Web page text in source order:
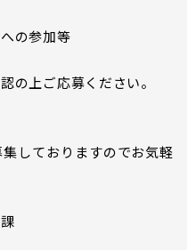
の参加等
の上ご応募ください。
しておりますのでお気軽